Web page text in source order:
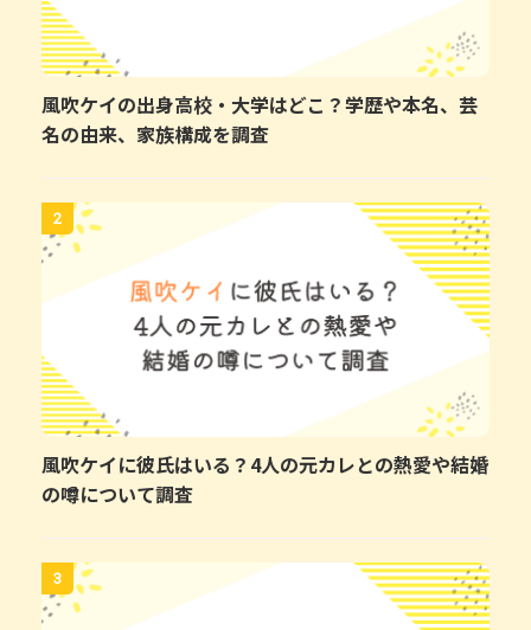
風吹ケイの出身高校・大学はどこ？学歴や本名、芸
名の由来、家族構成を調査
2
風吹ケイに彼氏はいる？4人の元カレとの熱愛や結婚
の噂について調査
3